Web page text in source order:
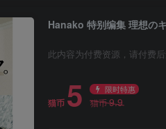
Hanako 特别编集 理想の
此内容为付费资源，请付费
猫币 5 限时特惠
猫币9.9